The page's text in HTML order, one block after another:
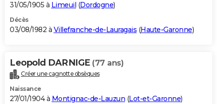
31/05/1905 à Limeuil (Dordogne)
Décès
03/08/1982 à Villefranche-de-Lauragais (Haute-Garonne)
Leopold DARNIGE (77 ans)
Créer une cagnotte obsèques
Naissance
27/01/1904 à Montignac-de-Lauzun (Lot-et-Garonne)